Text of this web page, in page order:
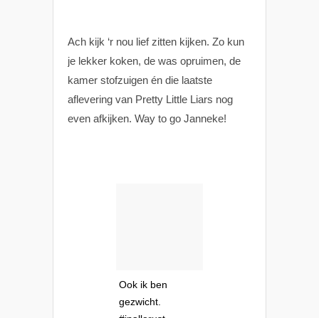
Ach kijk ‘r nou lief zitten kijken. Zo kun
je lekker koken, de was opruimen, de
kamer stofzuigen én die laatste
aflevering van Pretty Little Liars nog
even afkijken. Way to go Janneke!
Ook ik ben
gezwicht.